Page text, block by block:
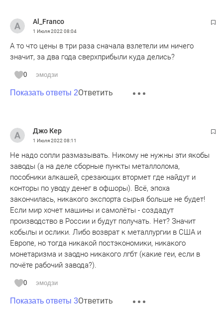
Al_Franco
1 Июля 2022 08:04
А то что цены в три раза сначала взлетели им ничего
значит, за два года сверхприбыли куда делись?
0 эмодзи
Показать ответы 2Ответить
Джо Кер
1 Июля 2022 08:11
Не надо сопли размазывать. Никому не нужны эти якобы
заводы (а на деле сборные пункты металлолома,
пособники алкашей, срезающих втормет где найдут и
конторы по уводу денег в офшоры). Всё, эпоха
закончилась, никакого экспорта сырья больше не будет!
Если мир хочет машины и самолёты - создадут
производство в России и будут получать. Нет? Значит
кобылы и ослики. Либо возврат к металлургии в США и
Европе, но тогда никакой постэкономики, никакого
монетаризма и заодно никакого лгбт (какие геи, если в
почёте рабочий завода?).
0 эмодзи
Показать ответы 3Ответить